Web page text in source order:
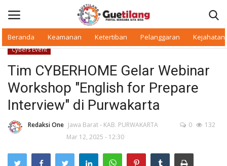
Beranda Keamanan Ketertiban Pelanggaran Kejahatan
Beranda
Cybers Event
Tim CYBERHOME Gelar Webinar
Workshop "English for Prepare
Interview" di Purwakarta
Redaksi One Jawa Barat - KAB. PURWAKARTA
Mar 12, 2025 - 12:30
0 132